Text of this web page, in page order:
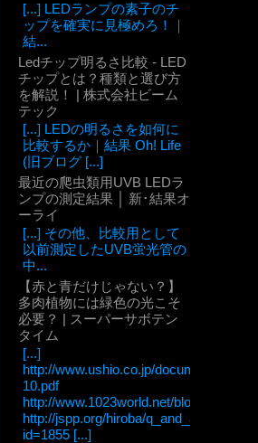
[...] LEDランプの素子のチ
ップを確実に見極めろ！｜
結...
Ledチップ明るさ比較 - LED
チップとは？種類と選び方
を解説！ | 株式会社ビーム
テック
[...] LEDの明るさを如何に
比較するか｜結果 Oh! Life
(旧ブログ [...]
最近の爬虫類用UVB LEDラ
ンプの測定結果 │ 新･結果オ
ーライ
[...] その他、比較用として
以前測定したUVB蛍光管の
中...
【赤と青だけじゃない？】
多肉植物には緑色の光こそ
必要？ | スーパーサボテン
タイム
[...]
http://www.ushio.co.jp/documents/
10.pdf
http://www.1023world.net/blog/
http://jspp.org/hiroba/q_and_a/
id=1855 [...]